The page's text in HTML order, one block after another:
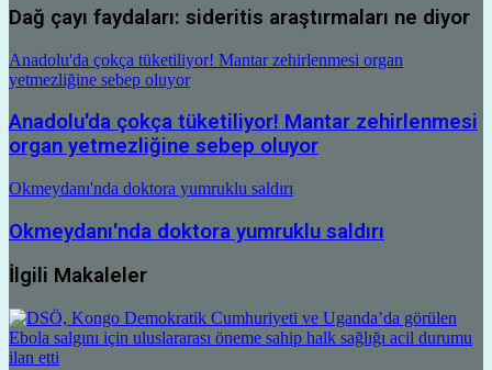
Dağ çayı faydaları: sideritis araştırmaları ne diyor
Anadolu'da çokça tüketiliyor! Mantar zehirlenmesi organ
yetmezliğine sebep oluyor
Anadolu'da çokça tüketiliyor! Mantar zehirlenmesi
organ yetmezliğine sebep oluyor
Okmeydanı'nda doktora yumruklu saldırı
Okmeydanı'nda doktora yumruklu saldırı
İlgili Makaleler